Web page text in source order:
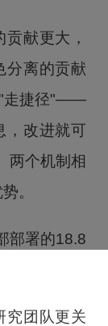
献更大，
分离的贡献
"走捷径"——
，改进就可
两个机制相
。
部署的18.8
究团队更关